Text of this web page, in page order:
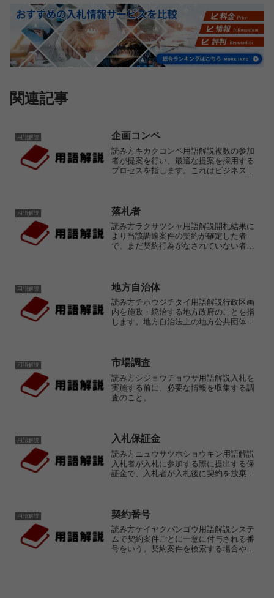
関連記事
用語解説 企画コンペ
読み方キカクコンペ用語解説複数の参加
者が提案を行い、最適な提案を採用する
プロセスを指します。これはビジネスに
物流ソリューションなど...
用語解説 落札者
読み方ラクサツシャ用語解説開札結果に
より当該調達案件の契約が確定した者
で、まだ契約行為がなされていない者の
用語解説 地方自治体
読み方チホウジチタイ用語解説行政区画
内を施政・統治する地方政府のことを指
します。地方自治法上の地方公共団体
公共団体には特別区、地方公...
用語解説 市場調査
読み方シジョウチョウサ用語解説入札を
実施する前に、必要な情報を収集する調
査のこと。
用語解説 入札保証金
読み方ニュウサツホショウキン用語解説
入札者が入札に参加する際に提出する保
証金で、入札者が入札後に契約を放棄し
用語解説 契約番号
読み方ケイヤクバンゴウ用語解説システ
ムで契約案件ごとに一意に付与される番
号をいう。契約案件を検索する場合や、